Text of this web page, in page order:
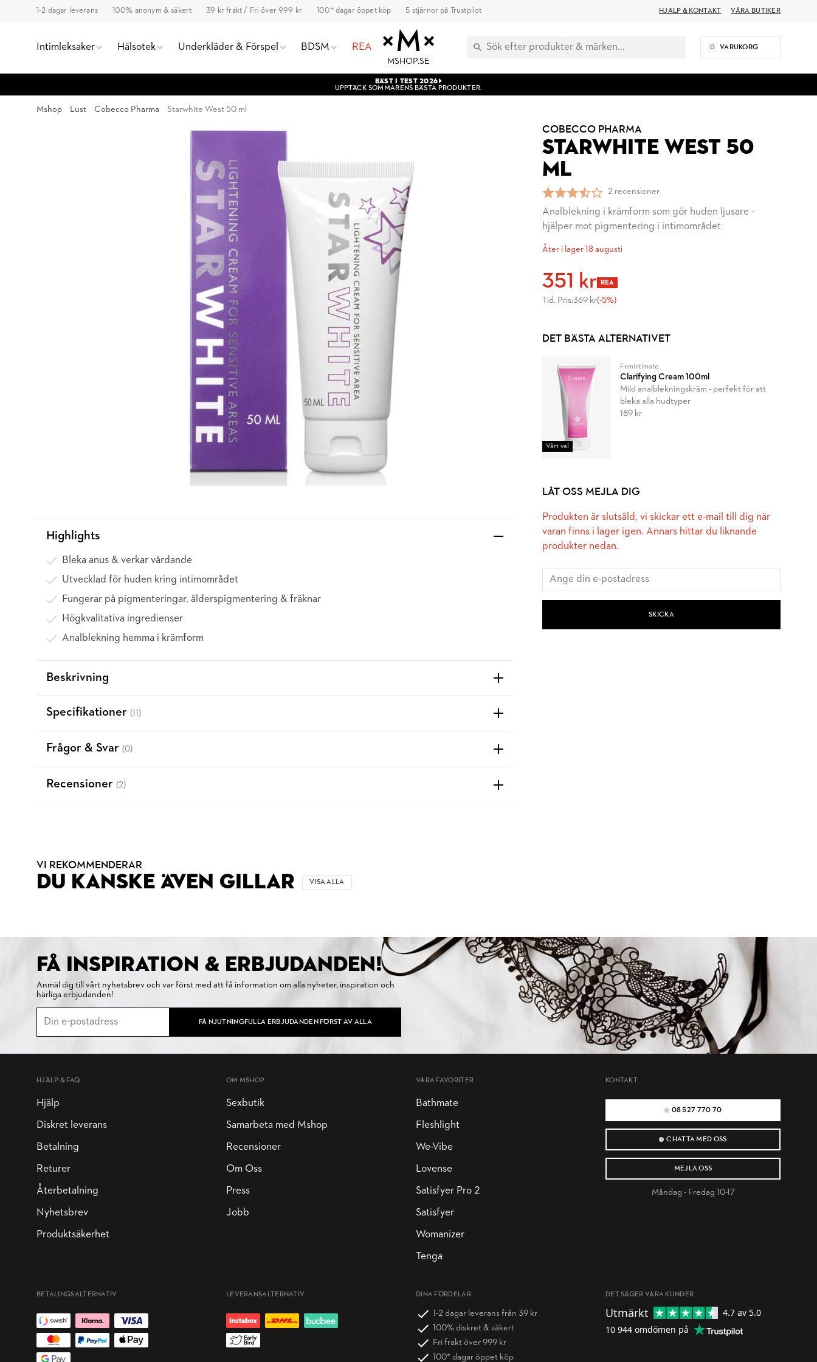
1-2 dagar leverans 100% anonym & säkert 39 kr frakt / Fri över 999 kr 100* dagar öppet köp 5 stjärnor på Trustpilot HJÄLP & KONTAKT VÅRA BUTIKER
Intimleksaker Hälsotek Underkläder & Förspel BDSM REA
MSHOP.SE
0 VARUKORG
BÄST I TEST 2026
UPPTÄCK SOMMARENS BÄSTA PRODUKTER.
Mshop Lust Cobecco Pharma Starwhite West 50 ml
COBECCO PHARMA
STARWHITE WEST 50
ML
2 recensioner
Analblekning i krämform som gör huden ljusare -
hjälper mot pigmentering i intimområdet
Åter i lager 18 augusti
351 kr REA
Tid. Pris:369 kr(-5%)
DET BÄSTA ALTERNATIVET
Vårt val
Femintimate
Clarifying Cream 100ml
Mild analblekningskräm - perfekt för att
bleka alla hudtyper
189 kr
LÅT OSS MEJLA DIG
Produkten är slutsåld, vi skickar ett e-mail till dig när
varan finns i lager igen. Annars hittar du liknande
produkter nedan.
SKICKA
Highlights
Bleka anus & verkar vårdande
Utvecklad för huden kring intimområdet
Fungerar på pigmenteringar, ålderspigmentering & fräknar
Högkvalitativa ingredienser
Analblekning hemma i krämform
Beskrivning
Specifikationer (11)
Frågor & Svar (0)
Recensioner (2)
VI REKOMMENDERAR
DU KANSKE ÄVEN GILLAR VISA ALLA
FÅ INSPIRATION & ERBJUDANDEN!
Anmäl dig till vårt nyhetsbrev och var först med att få information om alla nyheter, inspiration och
härliga erbjudanden!
FÅ NJUTNINGFULLA ERBJUDANDEN FÖRST AV ALLA
KONTAKT
08 527 770 70
CHATTA MED OSS
MEJLA OSS
Måndag - Fredag 10-17
HJÄLP & FAQ
Hjälp
Diskret leverans
Betalning
Returer
Återbetalning
Nyhetsbrev
Produktsäkerhet
OM MSHOP
Sexbutik
Samarbeta med Mshop
Recensioner
Om Oss
Press
Jobb
VÅRA FAVORITER
Bathmate
Fleshlight
We-Vibe
Lovense
Satisfyer Pro 2
Satisfyer
Womanizer
Tenga
DINA FÖRDELAR
1-2 dagar leverans från 39 kr
100% diskret & säkert
Fri frakt över 999 kr
100* dagar öppet köp
BETALINGSALTERNATIV LEVERANSALTERNATIV DET SÄGER VÅRA KUNDER
Utmärkt 4.7 av 5.0
10 944 omdömen på